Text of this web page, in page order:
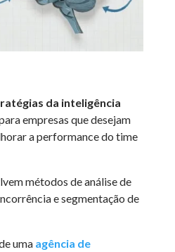
da inteligência
empresas que desejam
a performance do time
métodos de análise de
e segmentação de
uma agência de